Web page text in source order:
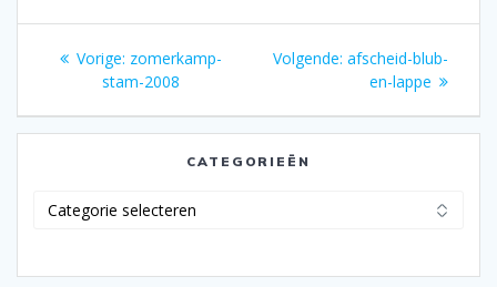
Bericht
navigatie
Vorige: Vorig
bericht:
zomerkamp-
stam-2008
Volgende: Volgend
bericht:
afscheid-blub-
en-lappe
CATEGORIEËN